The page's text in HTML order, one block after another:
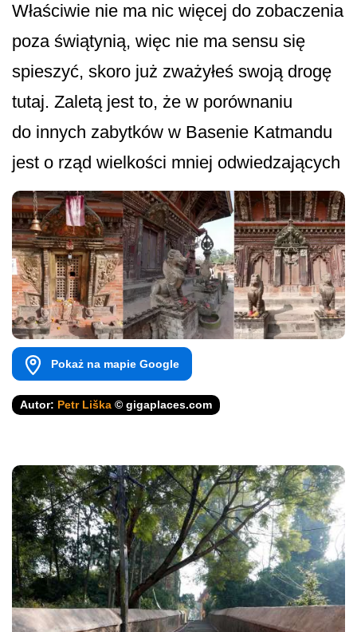
Właściwie nie ma nic więcej do zobaczenia
poza świątynią, więc nie ma sensu się
spieszyć, skoro już zważyłeś swoją drogę
tutaj. Zaletą jest to, że w porównaniu
do innych zabytków w Basenie Katmandu
jest o rząd wielkości mniej odwiedzających
Pokaż na mapie Google
Autor: Petr Liška © gigaplaces.com